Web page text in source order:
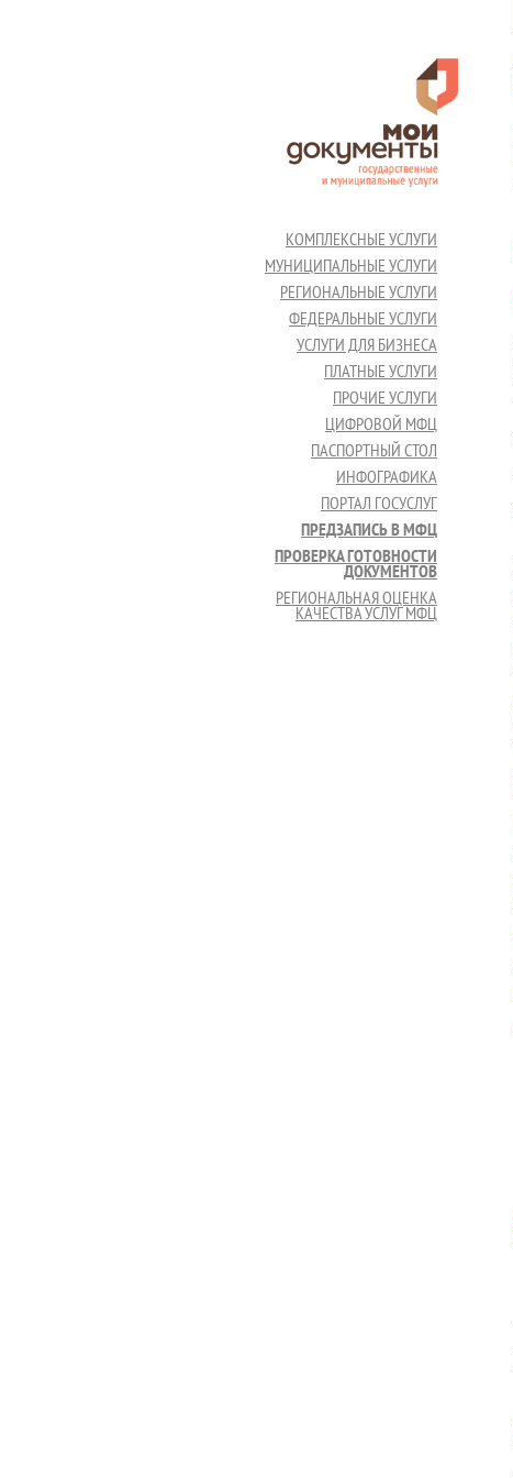
КОМПЛЕКСНЫЕ УСЛУГИ
МУНИЦИПАЛЬНЫЕ УСЛУГИ
РЕГИОНАЛЬНЫЕ УСЛУГИ
ФЕДЕРАЛЬНЫЕ УСЛУГИ
УСЛУГИ ДЛЯ БИЗНЕСА
ПЛАТНЫЕ УСЛУГИ
ПРОЧИЕ УСЛУГИ
ЦИФРОВОЙ МФЦ
ПАСПОРТНЫЙ СТОЛ
ИНФОГРАФИКА
ПОРТАЛ ГОСУСЛУГ
ПРЕДЗАПИСЬ В МФЦ
ПРОВЕРКА ГОТОВНОСТИ
ДОКУМЕНТОВ
РЕГИОНАЛЬНАЯ ОЦЕНКА
КАЧЕСТВА УСЛУГ МФЦ